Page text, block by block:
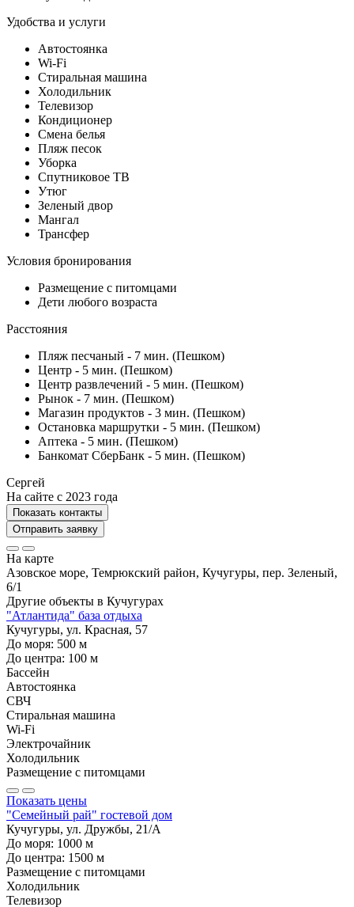
Удобства и услуги
Автостоянка
Wi-Fi
Стиральная машина
Холодильник
Телевизор
Кондиционер
Смена белья
Пляж песок
Уборка
Спутниковое ТВ
Утюг
Зеленый двор
Мангал
Трансфер
Условия бронирования
Размещение с питомцами
Дети любого возраста
Расстояния
Пляж песчаный - 7 мин. (Пешком)
Центр - 5 мин. (Пешком)
Центр развлечений - 5 мин. (Пешком)
Рынок - 7 мин. (Пешком)
Магазин продуктов - 3 мин. (Пешком)
Остановка маршрутки - 5 мин. (Пешком)
Аптека - 5 мин. (Пешком)
Банкомат СберБанк - 5 мин. (Пешком)
Сергей
На сайте с 2023 года
Показать контакты
Отправить заявку
На карте
Азовское море, Темрюкский район, Кучугуры, пер. Зеленый,
6/1
Другие объекты в Кучугурах
"Атлантида" база отдыха
Кучугуры, ул. Красная, 57
До моря: 500 м
До центра: 100 м
Бассейн
Автостоянка
СВЧ
Стиральная машина
Wi-Fi
Электрочайник
Холодильник
Размещение с питомцами
Показать цены
"Семейный рай" гостевой дом
Кучугуры, ул. Дружбы, 21/А
До моря: 1000 м
До центра: 1500 м
Размещение с питомцами
Холодильник
Телевизор